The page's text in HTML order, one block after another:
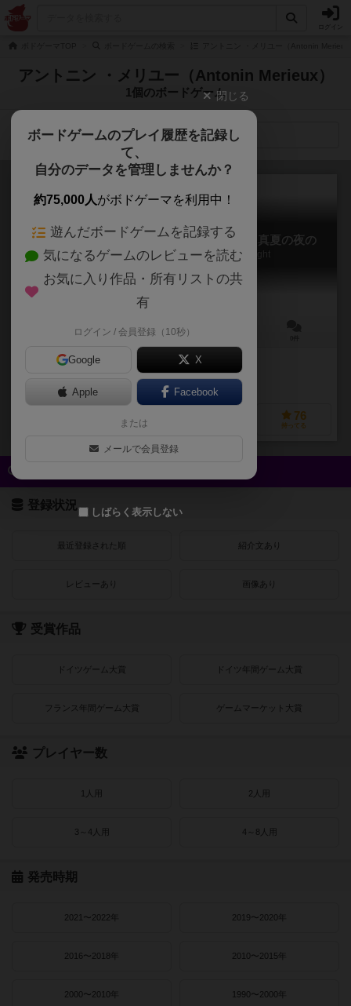
アントニン ・メリユー（Antonin Merieux）
1個のボードゲーム
検索メニュー
タイムストーリーズ・リボリューション：真夏の夜の
TIME Stories Revolution: A Midsummer Night
90分前後
作品説明文の編集者を募集中
経験あり
76
持ってる
登録状況
最近登録された順 紹介文あり
レビューあり 画像あり
受賞作品
ドイツゲーム大賞 ドイツ年間ゲーム大賞
フランス年間ゲーム大賞 ゲームマーケット大賞
プレイヤー数
1人用 2人用
3～4人用 4～8人用
発売時期
2021〜2022年 2019〜2020年
2016〜2018年 2010〜2015年
2000〜2010年 1990〜2000年
閉じる
ボードゲームのプレイ履歴を記録し
て、
自分のデータを管理しませんか？
約75,000人がボドゲーマを利用中！
遊んだボードゲームを記録する
気になるゲームのレビューを読む
お気に入り作品・所有リストの共
有
ログイン / 会員登録（10秒）
Google X
Apple Facebook
または
メールで会員登録
しばらく表示しない